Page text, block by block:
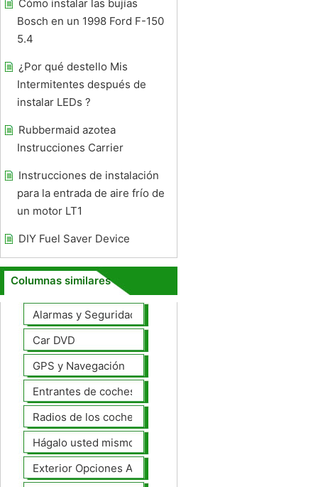
Cómo instalar las bujías
Bosch en un 1998 Ford F-150
5.4
¿Por qué destello Mis
Intermitentes después de
instalar LEDs ?
Rubbermaid azotea
Instrucciones Carrier
Instrucciones de instalación
para la entrada de aire frío de
un motor LT1
DIY Fuel Saver Device
Columnas similares
Alarmas y Seguridad
Car DVD
GPS y Navegación
Entrantes de coches
Radios de los coches
Hágalo usted mismo Mejoras Auto
Exterior Opciones Aftermarket